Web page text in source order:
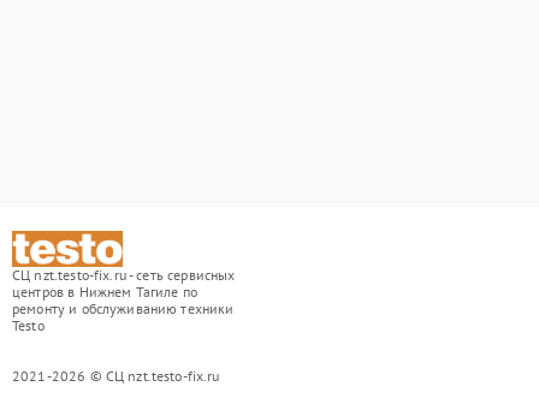
СЦ nzt.testo-fix.ru - сеть сервисных
центров в Нижнем Тагиле по
ремонту и обслуживанию техники
Testo
2021-2026 © СЦ nzt.testo-fix.ru